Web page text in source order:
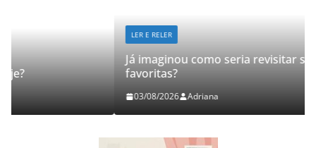
Já imaginou como seria revisitar suas histórias
favoritas?
Adriana